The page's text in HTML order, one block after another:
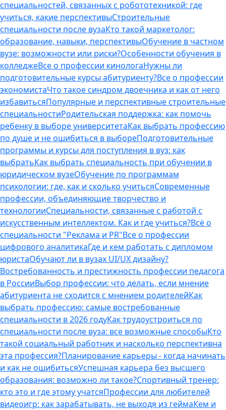
специальностей, связанных с робототехникой: где
учиться, какие перспективыСтроительные
специальности после вузаКто такой маркетолог:
образование, навыки, перспективыОбучение в частном
вузе: возможности или риски?Особенности обучения в
колледжеВсе о профессии кинологаНужны ли
подготовительные курсы абитуриенту?Все о профессии
экономистаЧто такое синдром двоечника и как от него
избавитьсяПопулярные и перспективные строительные
специальностиРодительская поддержка: как помочь
ребенку в выборе университетаКак выбрать профессию
по душе и не ошибиться в выбореПодготовительные
программы и курсы для поступления в вуз: как
выбратьКак выбрать специальность при обучении в
юридическом вузеОбучение по программам
психологии: где, как и сколько учитьсяСовременные
профессии, объединяющие творчество и
технологииСпециальности, связанные с работой с
искусственным интеллектом. Как и где учиться?Всё о
специальности "Реклама и PR"Все о профессии
цифрового аналитикаГде и кем работать с дипломом
юристаОбучают ли в вузах UI/UX дизайну?
Востребованность и престижность профессии педагога
в РоссииВыбор профессии: что делать, если мнение
абитуриента не сходится с мнением родителейКак
выбрать профессию: самые востребованные
специальности в 2026 годуКак трудоустроиться по
специальности после вуза: все возможные способыКто
такой социальный работник и насколько перспективна
эта профессия?Планирование карьеры - когда начинать
и как не ошибитьсяУспешная карьера без высшего
образования: возможно ли такое?Спортивный тренер:
кто это и где этому учатсяПрофессии для любителей
видеоигр: как зарабатывать, не выходя из геймаКем и